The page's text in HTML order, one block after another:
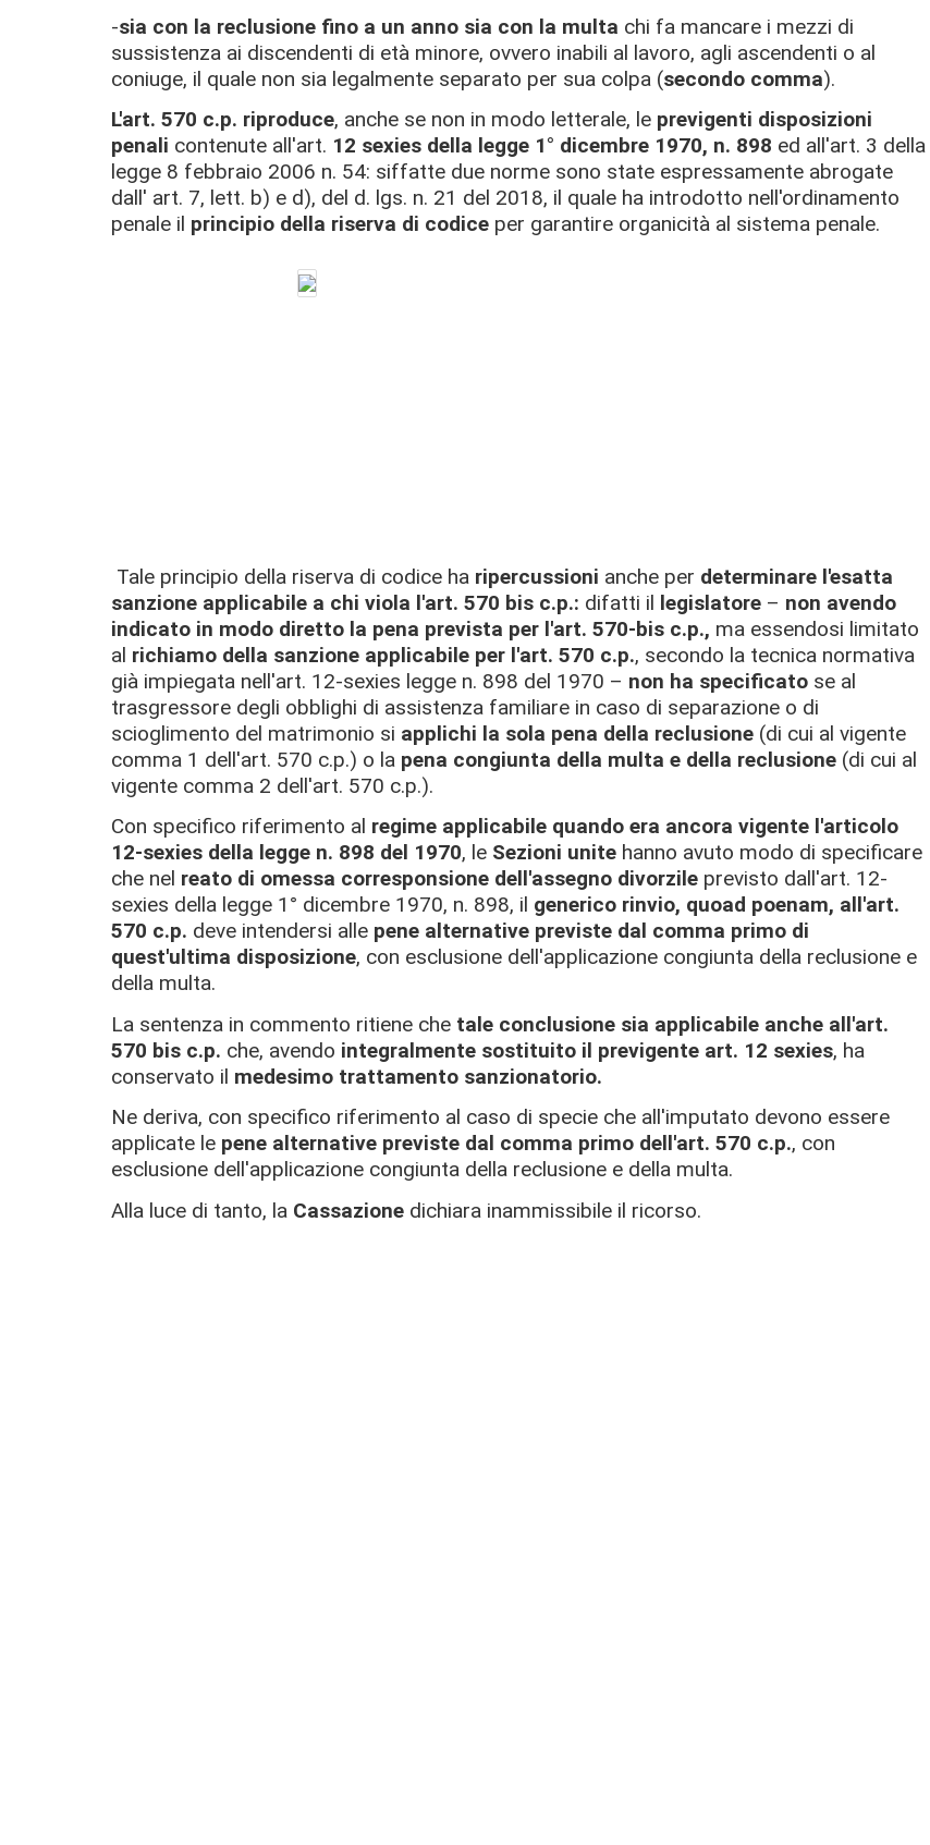
-sia con la reclusione fino a un anno sia con la multa chi fa mancare i mezzi di
sussistenza ai discendenti di età minore, ovvero inabili al lavoro, agli ascendenti o al
coniuge, il quale non sia legalmente separato per sua colpa (secondo comma).
L'art. 570 c.p. riproduce, anche se non in modo letterale, le previgenti disposizioni
penali contenute all'art. 12 sexies della legge 1° dicembre 1970, n. 898 ed all'art. 3 della
legge 8 febbraio 2006 n. 54: siffatte due norme sono state espressamente abrogate
dall' art. 7, lett. b) e d), del d. lgs. n. 21 del 2018, il quale ha introdotto nell'ordinamento
penale il principio della riserva di codice per garantire organicità al sistema penale.
Tale principio della riserva di codice ha ripercussioni anche per determinare l'esatta
sanzione applicabile a chi viola l'art. 570 bis c.p.: difatti il legislatore – non avendo
indicato in modo diretto la pena prevista per l'art. 570-bis c.p., ma essendosi limitato
al richiamo della sanzione applicabile per l'art. 570 c.p., secondo la tecnica normativa
già impiegata nell'art. 12-sexies legge n. 898 del 1970 – non ha specificato se al
trasgressore degli obblighi di assistenza familiare in caso di separazione o di
scioglimento del matrimonio si applichi la sola pena della reclusione (di cui al vigente
comma 1 dell'art. 570 c.p.) o la pena congiunta della multa e della reclusione (di cui al
vigente comma 2 dell'art. 570 c.p.).
Con specifico riferimento al regime applicabile quando era ancora vigente l'articolo
12-sexies della legge n. 898 del 1970, le Sezioni unite hanno avuto modo di specificare
che nel reato di omessa corresponsione dell'assegno divorzile previsto dall'art. 12-
sexies della legge 1° dicembre 1970, n. 898, il generico rinvio, quoad poenam, all'art.
570 c.p. deve intendersi alle pene alternative previste dal comma primo di
quest'ultima disposizione, con esclusione dell'applicazione congiunta della reclusione e
della multa.
La sentenza in commento ritiene che tale conclusione sia applicabile anche all'art.
570 bis c.p. che, avendo integralmente sostituito il previgente art. 12 sexies, ha
conservato il medesimo trattamento sanzionatorio.
Ne deriva, con specifico riferimento al caso di specie che all'imputato devono essere
applicate le pene alternative previste dal comma primo dell'art. 570 c.p., con
esclusione dell'applicazione congiunta della reclusione e della multa.
Alla luce di tanto, la Cassazione dichiara inammissibile il ricorso.